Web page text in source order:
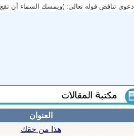
دعوى تناقض قوله تعالى: )ويمسك السماء أن تقع
العنوان
هذا من حقك